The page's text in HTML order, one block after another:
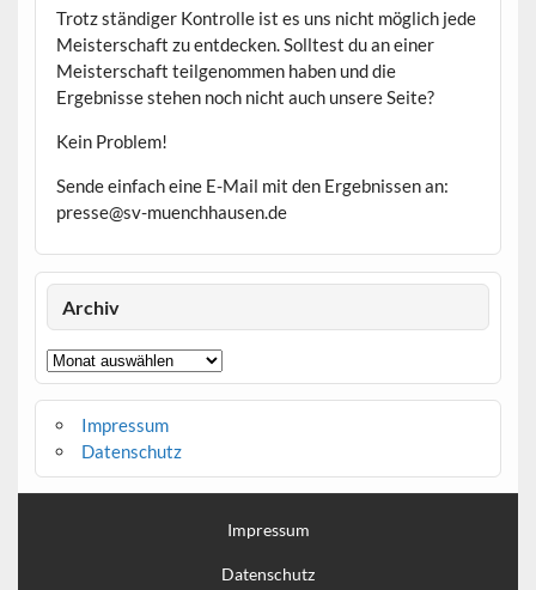
Trotz ständiger Kontrolle ist es uns nicht möglich jede
Meisterschaft zu entdecken. Solltest du an einer
Meisterschaft teilgenommen haben und die
Ergebnisse stehen noch nicht auch unsere Seite?
Kein Problem!
Sende einfach eine E-Mail mit den Ergebnissen an:
presse@sv-muenchhausen.de
Archiv
Archiv
Impressum
Datenschutz
Impressum
Datenschutz